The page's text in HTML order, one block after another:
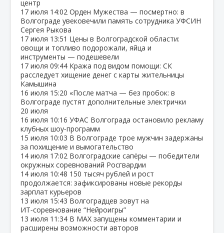
центр
17 июля 14:02 Орден Мужества — посмертно: в
Волгограде увековечили память сотрудника УФСИН
Сергея Рыкова
17 июля 13:51 Цены в Волгоградской области:
овощи и топливо подорожали, яйца и
инструменты — подешевели
17 июля 09:44 Кража под видом помощи: СК
расследует хищение денег с карты жительницы
Камышина
16 июля 15:20 «После матча — без пробок: в
Волгограде пустят дополнительные электрички
20 июля
16 июля 10:16 УФАС Волгограда остановило рекламу
клубных шоу‑программ
15 июля 10:03 В Волгограде трое мужчин задержаны
за похищение и вымогательство
14 июля 17:02 Волгоградские сапёры — победители
окружных соревнований Росгвардии
14 июля 10:48 150 тысяч рублей и рост
продолжается: зафиксированы новые рекорды
зарплат курьеров
13 июля 15:43 Волгоградцев зовут на
ИТ‑соревнование “Нейроигры”
13 июля 11:34 В МАХ запущены комментарии и
расширены возможности авторов